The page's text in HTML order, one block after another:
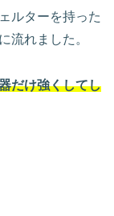
ルターを持った
流れました。
だけ強くしてし